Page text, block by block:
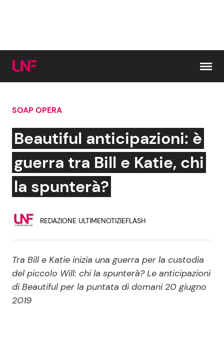
Cerca:
News e Cronaca
Attualità Italiana
Persone Scomparse
Politica
Gossip e TV
Bellezze VIP
Programmi TV
Reality e Talent
SOAP OPERA
Beautiful anticipazioni: è
guerra tra Bill e Katie, chi
la spunterà?
REDAZIONE ULTIMENOTIZIEFLASH
Tra Bill e Katie inizia una guerra per la custodia
del piccolo Will: chi la spunterà? Le anticipazioni
di Beautiful per la puntata di domani 20 giugno
2019